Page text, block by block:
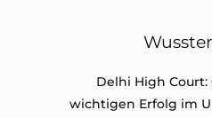
Delhi High Court:
wichtigen Erfolg im